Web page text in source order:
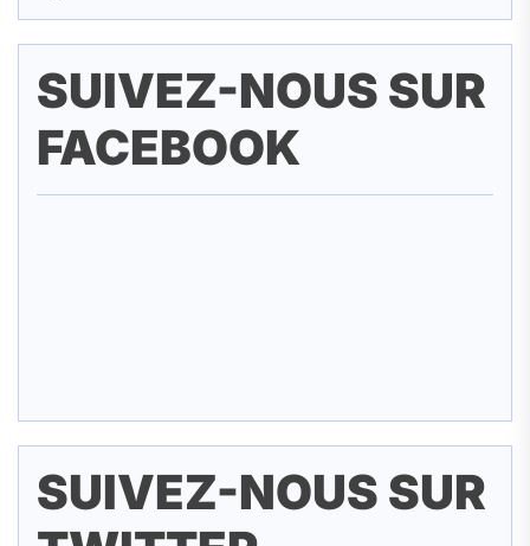
SUIVEZ-NOUS SUR
FACEBOOK
SUIVEZ-NOUS SUR